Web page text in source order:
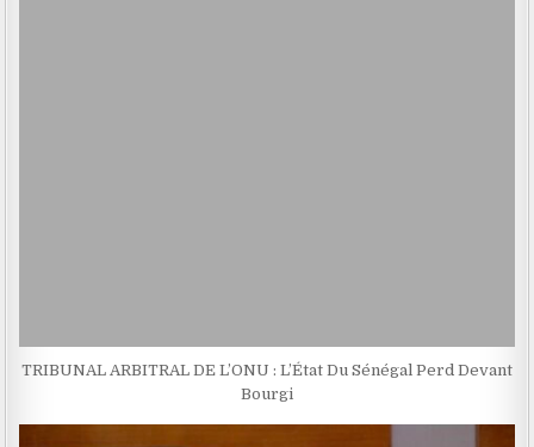
TRIBUNAL ARBITRAL DE L’ONU : L’État Du Sénégal Perd Devant
Bourgi